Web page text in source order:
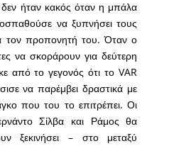
ήταν κακός όταν η μπάλα
να ξυπνήσει τους
προπονητή του. Όταν ο
να σκοράρουν για δεύτερη
από το γεγονός ότι το VAR
να παρέμβει δραστικά με
που του το επιτρέπει. Οι
Σίλβα και Ράμος θα
ξεκινήσει – στο μεταξύ